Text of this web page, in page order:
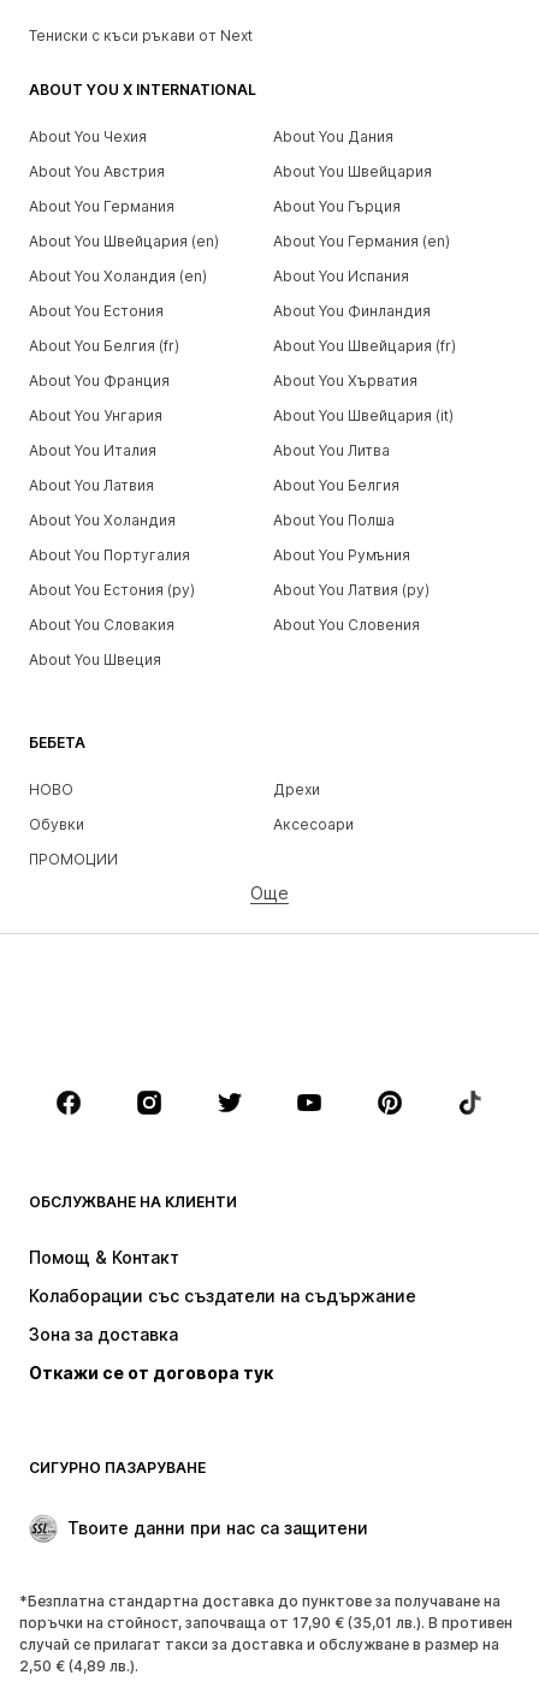
БЕБЕТА
НОВО
Дрехи
Обувки
Аксесоари
ПРОМОЦИИ
МАРКИ
ADIDAS SPORTSWEAR
Baker by Ted Baker
Още
ОБСЛУЖВАНЕ НА КЛИЕНТИ
Помощ & Контакт
Колаборации със създатели на съдържание
Зона за доставка
Откажи се от договора тук
СИГУРНО ПАЗАРУВАНЕ
Твоите данни при нас са защитени
*Безплатна стандартна доставка до пунктове за получаване на
поръчки на стойност, започваща от 17,90 € (35,01 лв.). В противен
случай се прилагат такси за доставка и обслужване в размер на
2,50 € (4,89 лв.).
Тениски с къси ръкави от Next
ABOUT YOU X INTERNATIONAL
About You Чехия
About You Дания
About You Австрия
About You Швейцария
About You Германия
About You Гърция
About You Швейцария (en)
About You Германия (en)
About You Холандия (en)
About You Испания
About You Естония
About You Финландия
About You Белгия (fr)
About You Швейцария (fr)
About You Франция
About You Хърватия
About You Унгария
About You Швейцария (it)
About You Италия
About You Литва
About You Латвия
About You Белгия
About You Холандия
About You Полша
About You Португалия
About You Румъния
About You Естония (ру)
About You Латвия (ру)
About You Словакия
About You Словения
About You Швеция